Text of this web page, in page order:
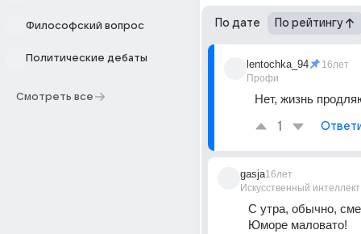
Философский вопрос
Политические дебаты
Смотреть все
По дате По рейтингу
lentochka_94
Профи
16лет
Нет, жизнь
1
gasja
Искусственный интеллект
16лет
С утра, обычно,
Юморе маловато!